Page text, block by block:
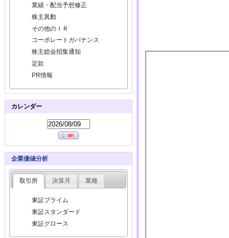
業績・配当予想修正
株主異動
その他のＩＲ
コーポレートガバナンス
株主総会招集通知
定款
PR情報
カレンダー
企業価値分析
取引所 決算月 業種
東証プライム
東証スタンダード
東証グロース